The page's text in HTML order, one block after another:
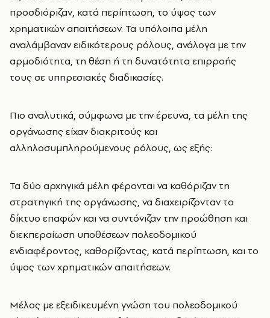
προσδιόριζαν, κατά περίπτωση, το ύψος των
χρηματικών απαιτήσεων. Τα υπόλοιπα μέλη
αναλάμβαναν ειδικότερους ρόλους, ανάλογα με την
αρμοδιότητα, τη θέση ή τη δυνατότητα επιρροής
τους σε υπηρεσιακές διαδικασίες.
Πιο αναλυτικά, σύμφωνα με την έρευνα, τα μέλη της
οργάνωσης είχαν διακριτούς και
αλληλοσυμπληρούμενους ρόλους, ως εξής:
Τα δύο αρχηγικά μέλη φέρονται να καθόριζαν τη
στρατηγική της οργάνωσης, να διαχειρίζονταν το
δίκτυο επαφών και να συντόνιζαν την προώθηση και
διεκπεραίωση υποθέσεων πολεοδομικού
ενδιαφέροντος, καθορίζοντας, κατά περίπτωση, και το
ύψος των χρηματικών απαιτήσεων.
Μέλος με εξειδικευμένη γνώση του πολεοδομικού